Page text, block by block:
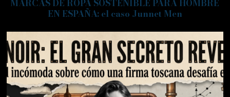
MARCAS DE ROPA SOSTENIBLE PARA HOMBRE
EN ESPAÑA: el caso Junnet Men